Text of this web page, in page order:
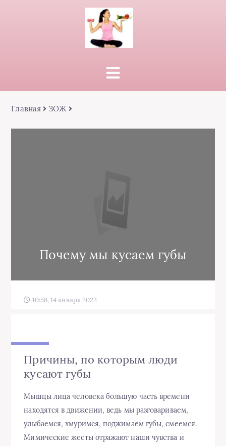
Главная ЗОЖ
Почему мы кусаем губы
10:58, 14 января 2022
Причины, по которым люди
кусают губы
Мышцы лица человека большую часть времени
находятся в движении, ведь мы разговариваем,
улыбаемся, хмуримся, поджимаем губы, смеемся.
Мимические жесты отражают наши чувства и